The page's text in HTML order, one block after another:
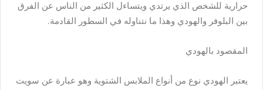
حرارية للشخص الذي يرتدي ويتساءل الكثير من الناس عن الفرق
بين البلوفر والهودي وهذا ما نتناوله في السطور القادمة.
المقصود بالهودي
يعتبر الهودي نوع من أنواع الملابس الشتوية وهو عبارة عن سويت